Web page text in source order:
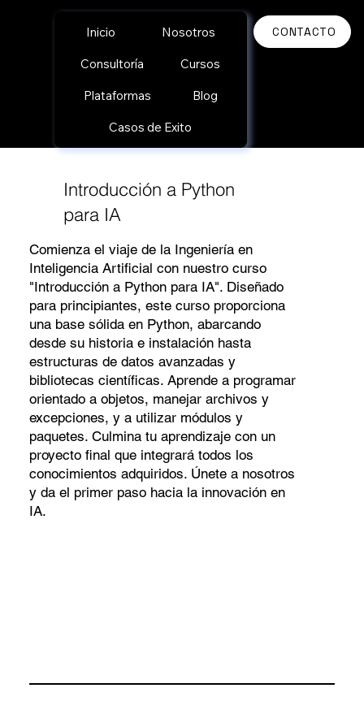
Inicio Nosotros
Consultoría Cursos
Plataformas Blog
Casos de Exito
CONTACTO
Introducción a Python
para IA
Comienza el viaje de la Ingeniería en
Inteligencia Artificial con nuestro curso
"Introducción a Python para IA". Diseñado
para principiantes, este curso proporciona
una base sólida en Python, abarcando
desde su historia e instalación hasta
estructuras de datos avanzadas y
bibliotecas científicas. Aprende a programar
orientado a objetos, manejar archivos y
excepciones, y a utilizar módulos y
paquetes. Culmina tu aprendizaje con un
proyecto final que integrará todos los
conocimientos adquiridos. Únete a nosotros
y da el primer paso hacia la innovación en
IA.